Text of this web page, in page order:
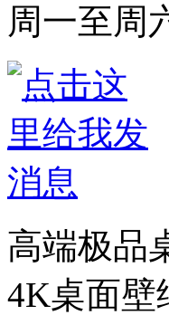
周一至周
高端极品
4K桌面壁